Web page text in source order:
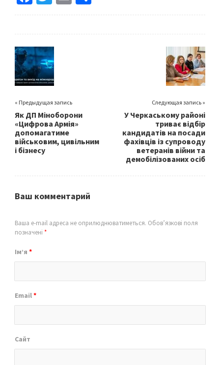
ce
o
o
k
wi
er
m h
« Предыдущая запись
Як ДП Міноборони
«Цифрова Армія»
допомагатиме
військовим, цивільним
і бізнесу
Следующая запись »
У Черкаському районі
триває відбір
кандидатів на посади
фахівців із супроводу
ветеранів війни та
демобілізованих осіб
Ваш комментарий
Ваша e-mail адреса не оприлюднюватиметься. Обов’язкові поля
позначені *
Ім’я *
Email*
Сайт